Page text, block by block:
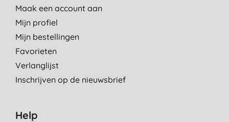
Maak een account aan
Mijn profiel
Mijn bestellingen
Favorieten
Verlanglijst
Inschrijven op de nieuwsbrief
Help